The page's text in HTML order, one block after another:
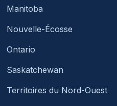
Manitoba
Nouvelle-Écosse
Ontario
Saskatchewan
Territoires du Nord-Ouest